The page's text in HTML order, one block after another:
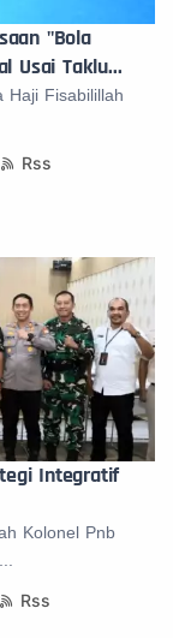
"Bola
Usai Taklu...
Haji Fisabilillah
Rss
Integratif
Kolonel Pnb
Rss